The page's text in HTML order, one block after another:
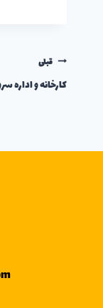
قبلی
کارخانه و